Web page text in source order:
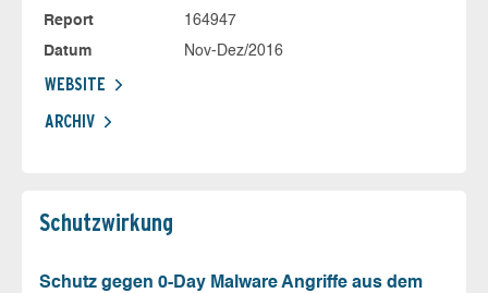
Report
164947
Datum
Nov-Dez/2016
WEBSITE
ARCHIV
Schutz­wirkung
Schutz gegen 0-Day Malware Angriffe aus dem